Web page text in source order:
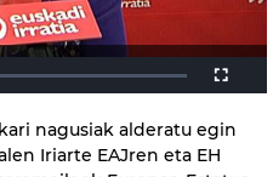
nagusiak alderatu egin
Iriarte EAJren eta EH